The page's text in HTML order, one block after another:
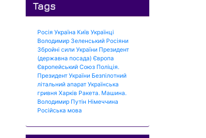
Tags
Росія Україна Київ Українці
Володимир Зеленський Росіяни
Збройні сили України Президент
(державна посада) Європа
Європейський Союз Поліція.
Президент України Безпілотний
літальний апарат Українська
гривня Харків Ракета. Машина.
Володимир Путін Німеччина
Російська мова